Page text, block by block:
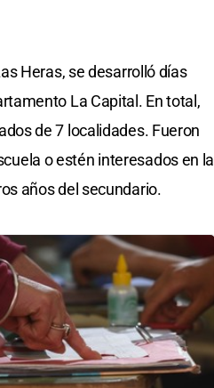
Heras, se desarrolló días
La Capital. En total,
de 7 localidades. Fueron
o estén interesados en la
años del secundario.